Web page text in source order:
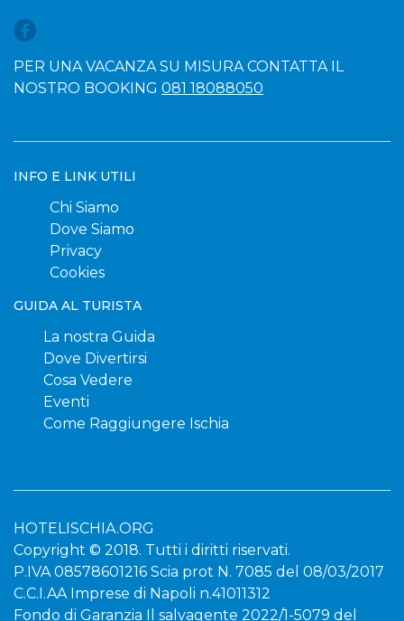
PER UNA VACANZA SU MISURA CONTATTA IL
NOSTRO BOOKING 081 18088050
INFO E LINK UTILI
Chi Siamo
Dove Siamo
Privacy
Cookies
GUIDA AL TURISTA
La nostra Guida
Dove Divertirsi
Cosa Vedere
Eventi
Come Raggiungere Ischia
HOTELISCHIA.ORG
Copyright © 2018. Tutti i diritti riservati.
P.IVA 08578601216 Scia prot N. 7085 del 08/03/2017
C.C.I.AA Imprese di Napoli n.41011312
Fondo di Garanzia Il salvagente 2022/1-5079 del